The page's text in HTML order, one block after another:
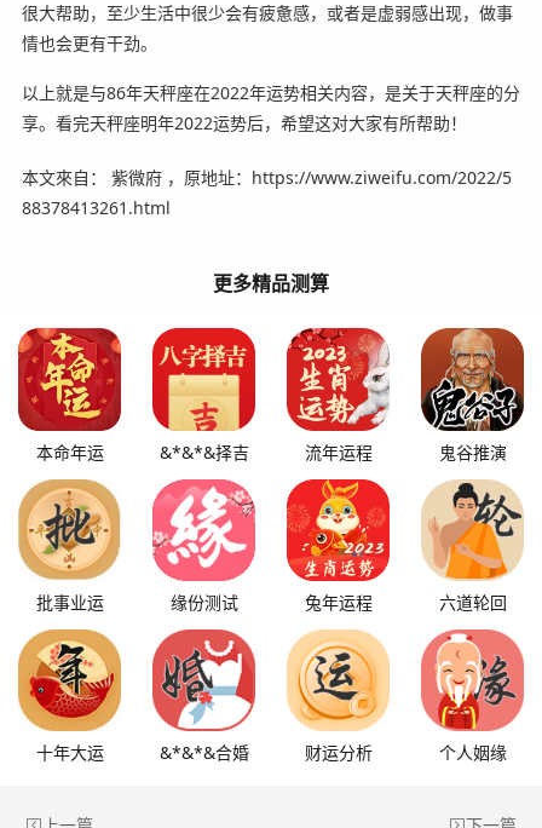
很大帮助，至少生活中很少会有疲惫感，或者是虚弱感出现，做事
情也会更有干劲。
以上就是与86年天秤座在2022年运势相关内容，是关于天秤座的分
享。看完天秤座明年2022运势后，希望这对大家有所帮助！
本文來自： 紫微府 ，原地址：https://www.ziweifu.com/2022/5
88378413261.html
更多精品测算
本命年运 &*&*&择吉 流年运程 鬼谷推演
批事业运 缘份测试 兔年运程 六道轮回
十年大运 &*&*&合婚 财运分析 个人姻缘